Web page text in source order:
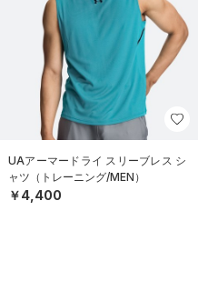
UAアーマードライ スリーブレス シ
ャツ（トレーニング/MEN）
￥4,400